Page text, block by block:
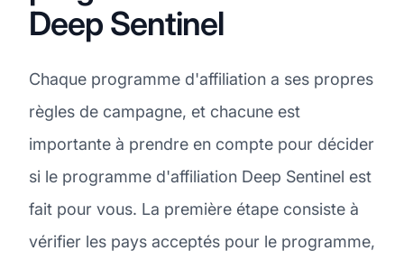
Deep Sentinel
Chaque programme d'affiliation a ses propres
règles de campagne, et chacune est
importante à prendre en compte pour décider
si le programme d'affiliation Deep Sentinel est
fait pour vous. La première étape consiste à
vérifier les pays acceptés pour le programme,